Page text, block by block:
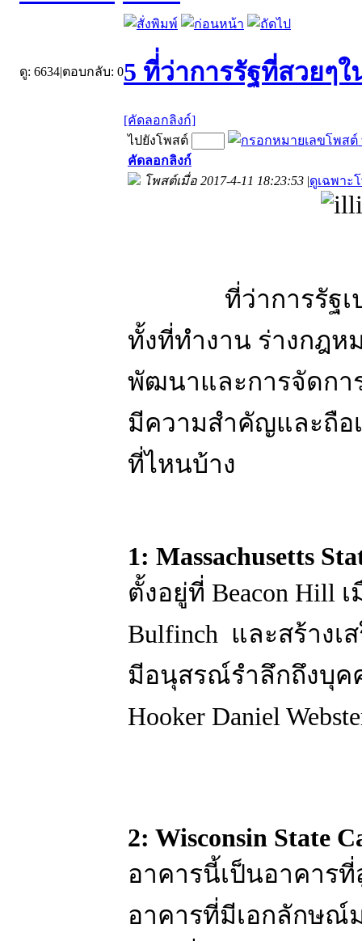
ดู: 6634|ตอบกลับ: 05 ที่่ว่าการรัฐที่สวยๆใ
[คัดลอกลิงก์]
ไปยังโพสต์
คัดลอกลิงก์
โพสต์เมื่อ 2017-4-11 18:23:53 |ดูเฉพาะ
ที่ว่าการรัฐเปรีย
ทั้งที่ทำงาน ร่างกฎห
พัฒนาและการจัดกา
มีความสำคัญและถือ
ที่ไหนบ้าง
1: Massachusetts
ตั้งอยู่ที่ Beacon Hill
Bulfinch และสร้างเส
มีอนุสรณ์รำลึกถึงบุคค
Hooker Daniel
2: Wisconsin State
อาคารนี้เป็นอาคารที่
อาคารที่มีเอกลักษณ์